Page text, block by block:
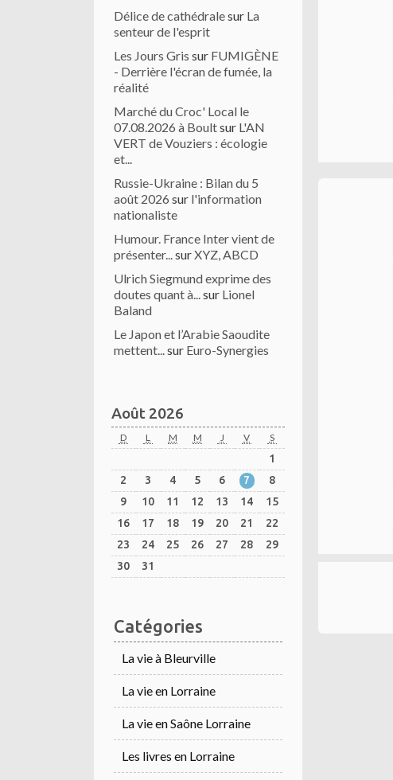
Délice de cathédralesur La
senteur de l'esprit
Les Jours Gris sur FUMIGÈNE
- Derrière l'écran de fumée, la
réalité
Marché du Croc' Local le
07.08.2026 à Boultsur L'AN
VERT de Vouziers : écologie
et...
Russie-Ukraine : Bilan du 5
août 2026 sur l'information
nationaliste
Humour. France Inter vient de
présenter...surXYZ, ABCD
Ulrich Siegmund exprime des
doutes quant à...sur Lionel
Baland
Le Japon et l’Arabie Saoudite
mettent...sur Euro-Synergies
Août 2026
D L M M J V S
1
2
3 4 5 6 7
8
9
10 11 12 13 14
15
16
17 18 19 20 21
22
23
24 25 26 27 28
29
30
31
Catégories
La vie à Bleurville
La vie en Lorraine
La vie en Saône Lorraine
Les livres en Lorraine